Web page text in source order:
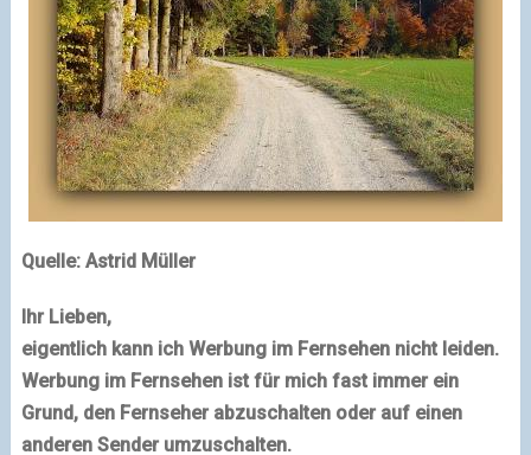
Quelle: Astrid Müller
Ihr Lieben,
eigentlich kann ich Werbung im Fernsehen nicht leiden.
Werbung im Fernsehen ist für mich fast immer ein
Grund, den Fernseher abzuschalten oder auf einen
anderen Sender umzuschalten.